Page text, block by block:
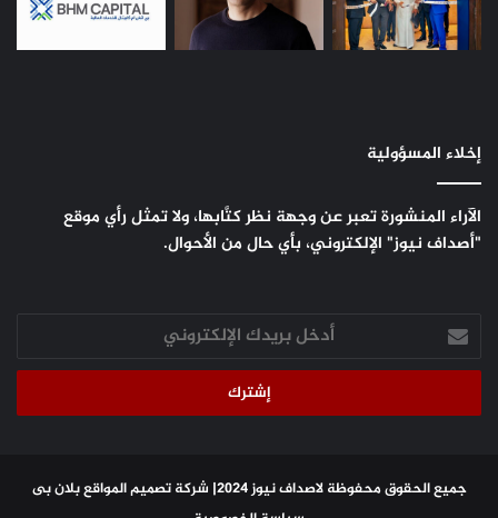
إخلاء المسؤولية
الآراء المنشورة تعبر عن وجهة نظر كتَّابها، ولا تمثل رأي موقع
"أصداف نيوز" الإلكتروني، بأي حال من الأحوال.
أدخل
بريدك
الإلكتروني
جميع الحقوق محفوظة لاصداف نيوز 2024| شركة تصميم المواقعبلان بى